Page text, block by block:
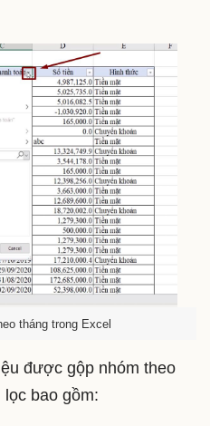
tháng trong Excel
được gộp nhóm theo
bao gồm: